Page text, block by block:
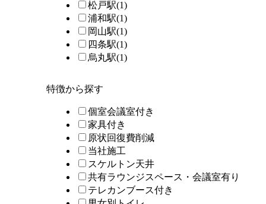
松戸駅(1)
浦和駅(1)
岡山駅(1)
四条駅(1)
烏丸駅(1)
特徴から探す
個室会議室付き
家具付き
原状回復費削減
当社施工
スケルトン天井
共有ラウンジスペース・会議室有り
テレカンブース付き